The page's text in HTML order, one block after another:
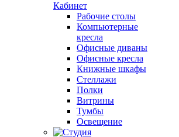
Кабинет
Рабочие столы
Компьютерные
кресла
Офисные диваны
Офисные кресла
Книжные шкафы
Стеллажи
Полки
Витрины
Тумбы
Освещение